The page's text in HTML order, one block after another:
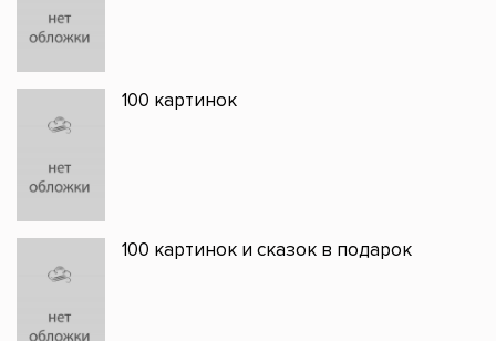
100 картинок
100 картинок и сказок в подарок